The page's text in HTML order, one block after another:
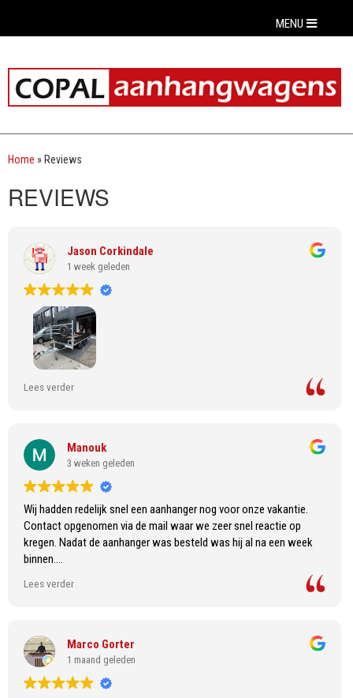
MENU
Home » Reviews
REVIEWS
Jason Corkindale
1 week geleden
Deze toppers hebben mij met spoed aan een nieuwe aanhanger
Lees verder
Manouk
3 weken geleden
Wij hadden redelijk snel een aanhanger nog voor onze vakantie.
Contact opgenomen via de mail waar we zeer snel reactie op
kregen. Nadat de aanhanger was besteld was hij al na een week
binnen.
over Copal aanhangwagens!
Lees verder
Marco Gorter
1 maand geleden